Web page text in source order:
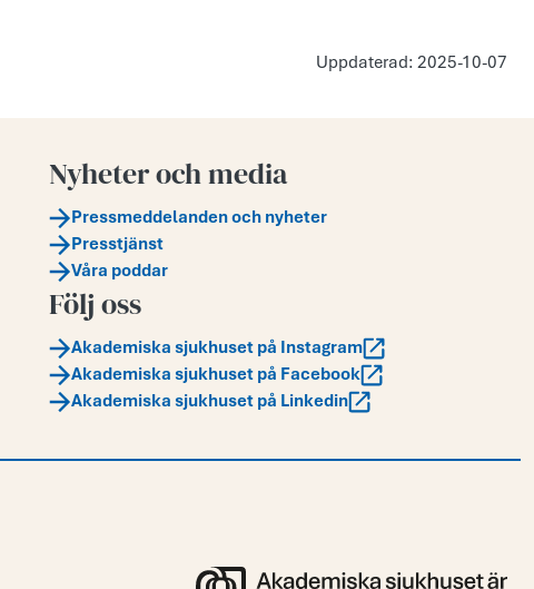
Uppdaterad: 2025-10-07
Nyheter och media
Pressmeddelanden och nyheter
Presstjänst
Våra poddar
Följ oss
Akademiska sjukhuset på Instagram
Akademiska sjukhuset på Facebook
Akademiska sjukhuset på Linkedin